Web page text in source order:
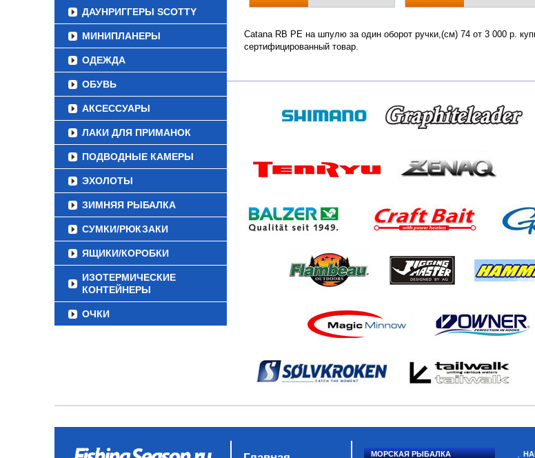
ДАУНРИГГЕРЫ SCOTTY
МИНИПЛАНЕРЫ
ОДЕЖДА
ОБУВЬ
АКСЕССУАРЫ
ЛАКИ ДЛЯ ПРИМАНОК
ПОДВОДНЫЕ КАМЕРЫ
ЭХОЛОТЫ
ЗИМНЯЯ РЫБАЛКА
СУМКИ/РЮКЗАКИ
ЯЩИКИ/КОРОБКИ
ИЗОТЕРМИЧЕСКИЕ
КОНТЕЙНЕРЫ
ОЧКИ
Catana RB PE на шпулю за один оборот ручки,(см) 74 от 3 000 р.
сертифицированный товар.
МОРСКАЯ РЫБАЛКА